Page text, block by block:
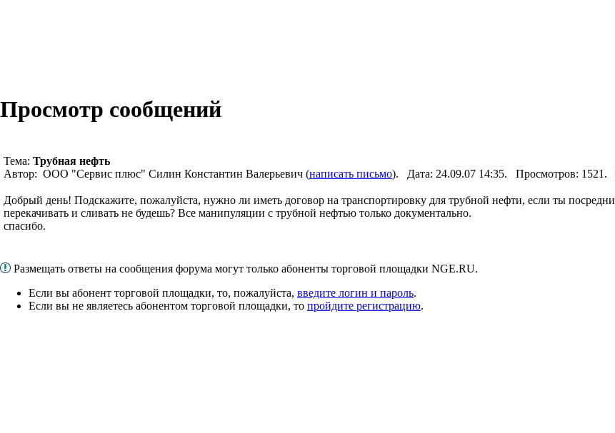
Просмотр сообщений
Тема: Трубная нефть
Автор: ООО "Сервис плюс" Силин Константин Валерьевич (написать письмо). Дата: 24.09.07 14:35. Просмотров: 1521.
Добрый день! Подскажите, пожалуйста, нужно ли иметь договор на транспортировку для трубной нефти, если ты
перекачивать и сливать не будешь? Все манипуляции с трубной нефтью только документально.
спасибо.
Размещать ответы на сообщения форума могут только абоненты торговой площадки NGE.RU.
Если вы абонент торговой площадки, то, пожалуйста, введите логин и пароль.
Если вы не являетесь абонентом торговой площадки, то пройдите регистрацию.